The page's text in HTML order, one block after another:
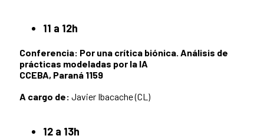
11 a 12h
Conferencia: Por una crítica biónica. Análisis de
prácticas modeladas por la IA
CCEBA, Paraná 1159
A cargo de: Javier Ibacache (CL)
12 a 13h